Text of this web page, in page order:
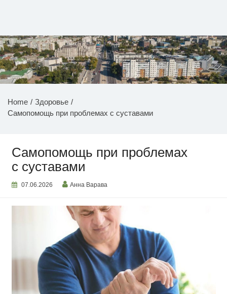
НОВОСТИ ПРИДНЕСТРОВЬЯ
Home
Здоровье
Самопомощь при проблемах с суставами
Самопомощь при проблемах
с суставами
07.06.2026 Анна Варава